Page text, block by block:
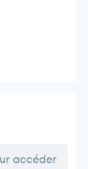
accéder